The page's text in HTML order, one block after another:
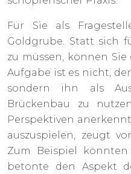
Für Sie als
Goldgrube. Statt sich
zu müssen, können
Aufgabe ist es nicht,
sondern ihn als
Brückenbau zu
Perspektiven
auszuspielen, zeugt
Zum Beispiel könnten
betonte den Aspekt